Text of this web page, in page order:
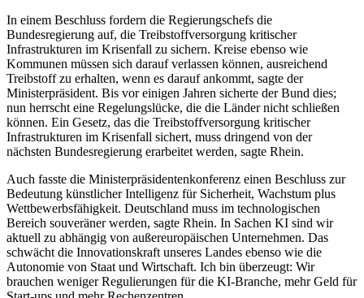
In einem Beschluss fordern die Regierungschefs die
Bundesregierung auf, die Treibstoffversorgung kritischer
Infrastrukturen im Krisenfall zu sichern. Kreise ebenso wie
Kommunen müssen sich darauf verlassen können, ausreichend
Treibstoff zu erhalten, wenn es darauf ankommt, sagte der
Ministerpräsident. Bis vor einigen Jahren sicherte der Bund dies;
nun herrscht eine Regelungslücke, die die Länder nicht schließen
können. Ein Gesetz, das die Treibstoffversorgung kritischer
Infrastrukturen im Krisenfall sichert, muss dringend von der
nächsten Bundesregierung erarbeitet werden, sagte Rhein.
Auch fasste die Ministerpräsidentenkonferenz einen Beschluss zur
Bedeutung künstlicher Intelligenz für Sicherheit, Wachstum plus
Wettbewerbsfähigkeit. Deutschland muss im technologischen
Bereich souveräner werden, sagte Rhein. In Sachen KI sind wir
aktuell zu abhängig von außereuropäischen Unternehmen. Das
schwächt die Innovationskraft unseres Landes ebenso wie die
Autonomie von Staat und Wirtschaft. Ich bin überzeugt: Wir
brauchen weniger Regulierungen für die KI-Branche, mehr Geld für